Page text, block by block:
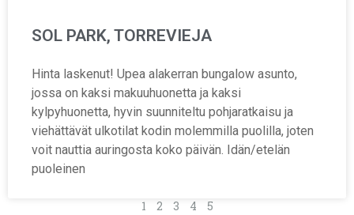
SOL PARK, TORREVIEJA
Hinta laskenut! Upea alakerran bungalow asunto,
jossa on kaksi makuuhuonetta ja kaksi
kylpyhuonetta, hyvin suunniteltu pohjaratkaisu ja
viehättävät ulkotilat kodin molemmilla puolilla, joten
voit nauttia auringosta koko päivän. Idän/etelän
puoleinen
1 2 3 4 5